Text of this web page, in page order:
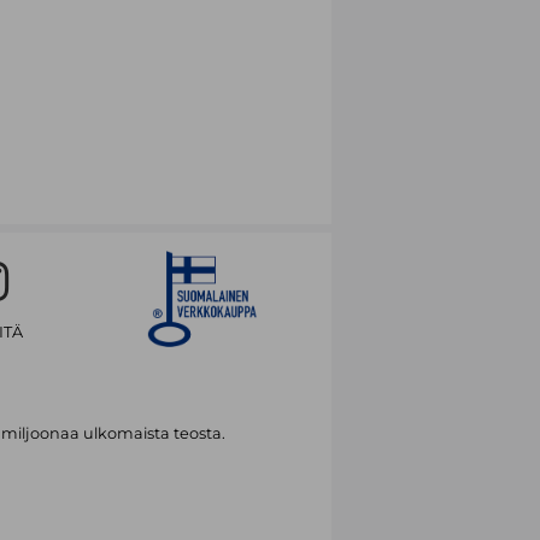
ulkomaista teosta.